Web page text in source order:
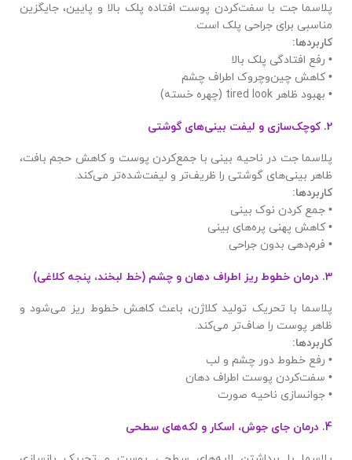
پلاسما جت با سفت‌کردن پوست افتاده پلک بالا و پایین، جایگزین
مناسبی برای جراحی پلک است.
کاربردها:
• رفع افتادگی پلک بالا
• کاهش چین‌وچروک اطراف چشم
• بهبود ظاهر tired look (چهره خسته)
2. کوچک‌سازی و لیفت بینی‌های گوشتی
پلاسما جت در ناحیه بینی با جمع‌کردن پوست و کاهش حجم بافت،
ظاهر بینی‌های گوشتی را ظریف‌تر و لیفت‌شده‌تر می‌کند.
کاربردها:
• جمع کردن نوک بینی
• کاهش پهنی پره‌های بینی
• فرم‌دهی بدون جراحی
3. درمان خطوط ریز اطراف دهان و چشم (خط لبخند، پنجه کلاغی)
پلاسما با تحریک تولید کلاژن، باعث کاهش خطوط ریز می‌شود و
ظاهر پوست را صاف‌تر می‌کند.
کاربردها:
• رفع خطوط دور چشم و لب
• سفت‌کردن پوست اطراف دهان
• جوانسازی ناحیه صورت
4. درمان جای جوش، اسکار و لکه‌های سطحی